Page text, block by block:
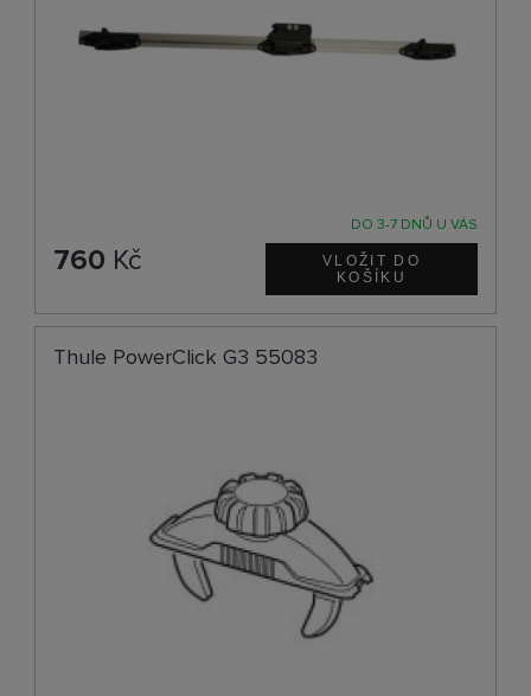
DO 3-7 DNŮ U VÁS
760 Kč
Thule PowerClick G3 55083